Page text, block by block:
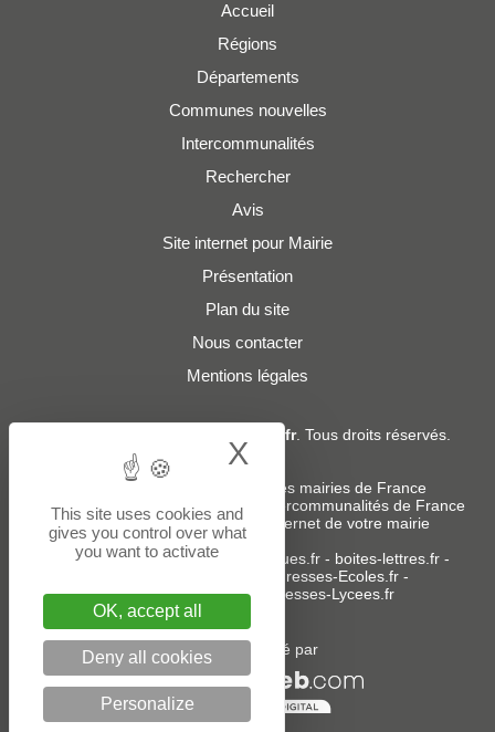
Accueil
Régions
Départements
Communes nouvelles
Intercommunalités
Rechercher
Avis
Site internet pour Mairie
Présentation
Plan du site
Nous contacter
Mentions légales
Adresses-Mairies.fr. Tous droits réservés.
Services :
Liste des adresses e-mails des mairies de France
Liste des adresses e-mails des intercommunalités de France
-Création ou refonte du site internet de votre mairie
Sites partenaires:donneespubliques.fr- boites-lettres.fr-
Adresses-Ecoles.fr -
Adresses-Colleges.fr- Adresses-Lycees.fr
Un service édité par
This site uses cookies and
gives you control over what
you want to activate
OK, accept all
Deny all cookies
Personalize
X